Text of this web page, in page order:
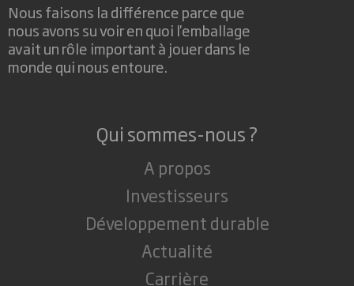
Nous faisons la différence parce que
nous avons su voir en quoi l'emballage
avait un rôle important à jouer dans le
monde qui nous entoure.
Qui sommes-nous ?
A propos
Investisseurs
Développement durable
Actualité
Carrière